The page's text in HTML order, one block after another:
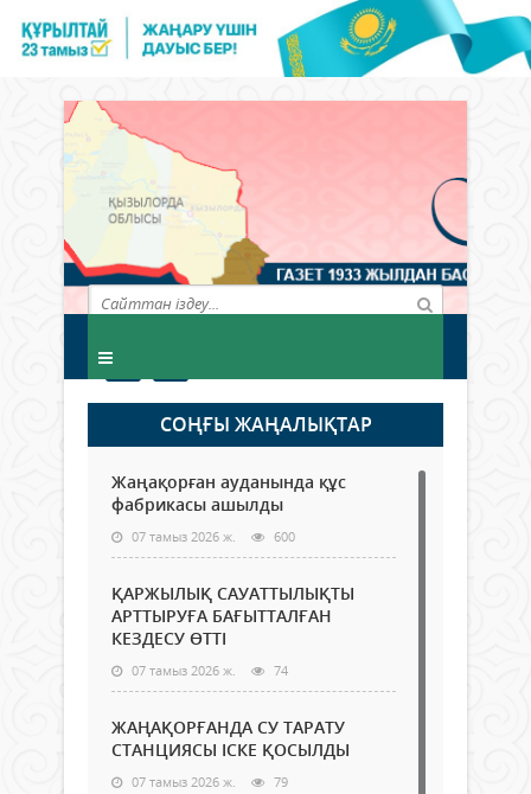
СОҢҒЫ ЖАҢАЛЫҚТАР
Жаңақорған ауданында құс
фабрикасы ашылды
07 тамыз 2026 ж. 600
ҚАРЖЫЛЫҚ САУАТТЫЛЫҚТЫ
АРТТЫРУҒА БАҒЫТТАЛҒАН
КЕЗДЕСУ ӨТТІ
07 тамыз 2026 ж. 74
ЖАҢАҚОРҒАНДА СУ ТАРАТУ
СТАНЦИЯСЫ ІСКЕ ҚОСЫЛДЫ
07 тамыз 2026 ж. 79